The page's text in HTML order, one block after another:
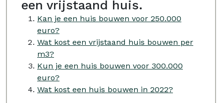
een vrijstaand huis.
Kan je een huis bouwen voor 250.000
euro?
Wat kost een vrijstaand huis bouwen per
m3?
Kun je een huis bouwen voor 300.000
euro?
Wat kost een huis bouwen in 2022?